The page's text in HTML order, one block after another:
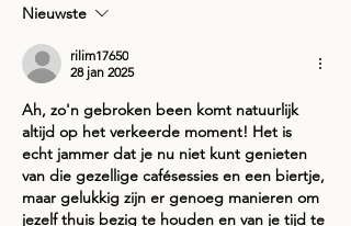
Nieuwste
rilim17650
28 jan 2025
Ah, zo'n gebroken been komt natuurlijk
altijd op het verkeerde moment! Het is
echt jammer dat je nu niet kunt genieten
van die gezellige cafésessies en een biertje,
maar gelukkig zijn er genoeg manieren om
jezelf thuis bezig te houden en van je tijd te